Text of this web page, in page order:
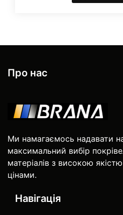
Про нас
Ми намагаємось надавати
максимальний вибір
матеріалів з високою
цінами.
Навігація